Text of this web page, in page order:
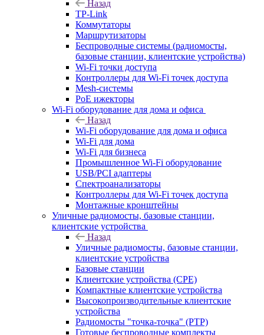
Назад
TP-Link
Коммутаторы
Маршрутизаторы
Беспроводные системы (радиомосты,
базовые станции, клиентские устройства)
Wi-Fi точки доступа
Контроллеры для Wi-Fi точек доступа
Mesh-системы
PoE ижекторы
Wi-Fi оборудование для дома и офиса
Назад
Wi-Fi оборудование для дома и офиса
Wi-Fi для дома
Wi-Fi для бизнеса
Промышленное Wi-Fi оборудование
USB/PCI адаптеры
Cпектроанализаторы
Контроллеры для Wi-Fi точек доступа
Монтажные кронштейны
Уличные радиомосты, базовые станции,
клиентские устройства
Назад
Уличные радиомосты, базовые станции,
клиентские устройства
Базовые станции
Клиентские устройства (CPE)
Компактные клиентские устройства
Высокопроизводительные клиентские
устройства
Радиомосты "точка-точка" (PTP)
Готовые беспроводные комплекты